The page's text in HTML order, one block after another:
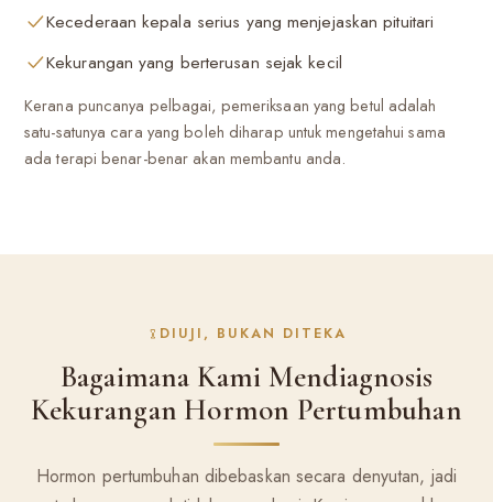
Kecederaan kepala serius yang menjejaskan pituitari
Kekurangan yang berterusan sejak kecil
Kerana puncanya pelbagai, pemeriksaan yang betul adalah
satu-satunya cara yang boleh diharap untuk mengetahui sama
ada terapi benar-benar akan membantu anda.
DIUJI, BUKAN DITEKA
Bagaimana Kami Mendiagnosis
Kekurangan Hormon Pertumbuhan
Hormon pertumbuhan dibebaskan secara denyutan, jadi